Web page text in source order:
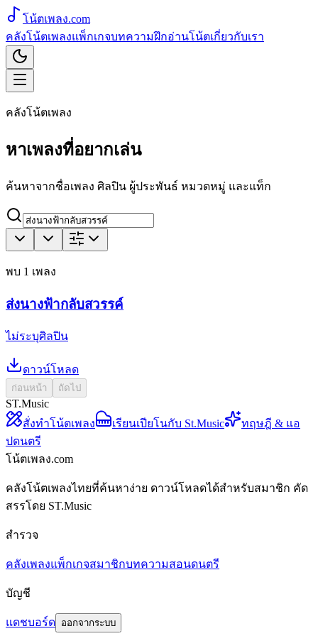
โน้ตเพลง.com
คลังโน้ตเพลงแพ็กเกจบทความฝึกอ่านโน้ตเกี่ยวกับเรา
คลังโน้ตเพลง
หาเพลงที่อยากเล่น
ค้นหาจากชื่อเพลง ศิลปิน ผู้ประพันธ์ หมวดหมู่ และแท็ก
พบ 1 เพลง
ส่งนางฟ้ากลับสวรรค์
ไม่ระบุศิลปิน
ดาวน์โหลด
ก่อนหน้า ถัดไป
ST.Music
สั่งทำโน้ตเพลง
เรียนเปียโนกับ St.Music
ทฤษฎี & แอ
ปดนตรี
โน้ตเพลง.com
คลังโน้ตเพลงไทยที่ค้นหาง่าย ดาวน์โหลดได้สำหรับสมาชิก คัด
สรรโดย ST.Music
สำรวจ
คลังเพลงแพ็กเกจสมาชิกบทความสอนดนตรี
บัญชี
แดชบอร์ด ออกจากระบบ